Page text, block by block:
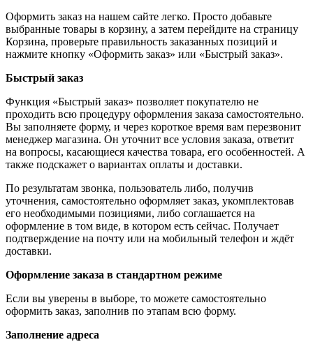
Оформить заказ на нашем сайте легко. Просто добавьте
выбранные товары в корзину, а затем перейдите на страницу
Корзина, проверьте правильность заказанных позиций и
нажмите кнопку «Оформить заказ» или «Быстрый заказ».
Быстрый заказ
Функция «Быстрый заказ» позволяет покупателю не
проходить всю процедуру оформления заказа самостоятельно.
Вы заполняете форму, и через короткое время вам перезвонит
менеджер магазина. Он уточнит все условия заказа, ответит
на вопросы, касающиеся качества товара, его особенностей. А
также подскажет о вариантах оплаты и доставки.
По результатам звонка, пользователь либо, получив
уточнения, самостоятельно оформляет заказ, укомплектовав
его необходимыми позициями, либо соглашается на
оформление в том виде, в котором есть сейчас. Получает
подтверждение на почту или на мобильный телефон и ждёт
доставки.
Оформление заказа в стандартном режиме
Если вы уверены в выборе, то можете самостоятельно
оформить заказ, заполнив по этапам всю форму.
Заполнение адреса